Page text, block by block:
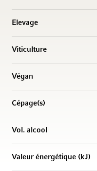
Elevage
Viticulture
Végan
Cépage(s)
Vol. alcool
Valeur énergétique (kJ)